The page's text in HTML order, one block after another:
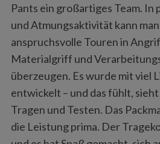
Pants ein großartiges Team.
und Atmungsaktivität kann
anspruchsvolle Touren in
Materialgriff und
überzeugen. Es wurde mit viel
entwickelt – und das fühlt,
Tragen und Testen. Das
die Leistung prima. Der